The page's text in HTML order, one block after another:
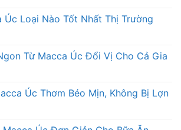
Úc Loại Nào Tốt Nhất Thị Trường
Từ Macca Úc Đổi Vị Cho Cả Gia
Úc Thơm Béo Mịn, Không Bị Lợn